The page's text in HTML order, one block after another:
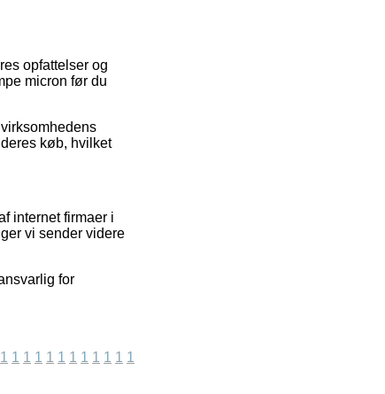
opfattelser og
micron før du
køb, hvilket
internet firmaer i
vi sender videre
for
1 1 1 1 1 1 1 1 1 1 1 1